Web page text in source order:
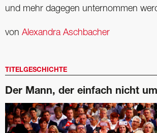
und mehr dagegen unternommen
von Alexandra Aschbacher
TITELGESCHICHTE
Der Mann, der einfach nicht